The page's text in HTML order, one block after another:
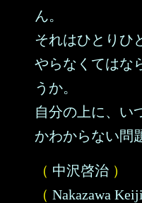
ん。
それはひとりひ
やらなくてはな
うか。
自分の上に、い
かわからない問
（ 中沢啓治 ）
（ Nakazawa Keiji